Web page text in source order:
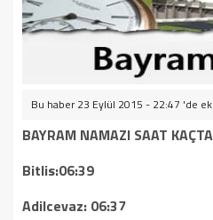
Bu haber 23 Eylül 2015 - 22:47 'de
BAYRAM NAMAZI SAAT
Bitlis:06:39
Adilcevaz: 06:37